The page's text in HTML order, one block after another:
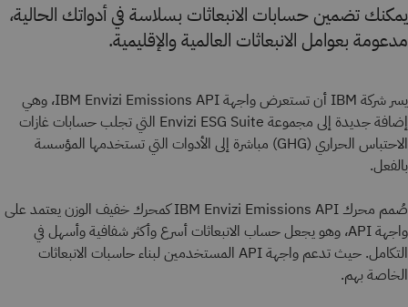
يمكنك تضمين حسابات الانبعاثات بسلاسة في أدواتك الحالية،
مدعومة بعوامل الانبعاثات العالمية والإقليمية.
يسر شركة IBM أن تستعرض واجهة IBM Envizi Emissions API، وهي
إضافة جديدة إلى مجموعة Envizi ESG Suite التي تجلب حسابات غازات
الاحتباس الحراري (GHG) مباشرة إلى الأدوات التي تستخدمها المؤسسة
بالفعل.
صُمم محرك IBM Envizi Emissions API كمحرك خفيف الوزن يعتمد على
واجهة API، وهو يجعل حساب الانبعاثات أسرع وأكثر شفافية وأسهل في
التكامل. حيث تدعم واجهة API المستخدمين لبناء حاسبات الانبعاثات
الخاصة بهم.